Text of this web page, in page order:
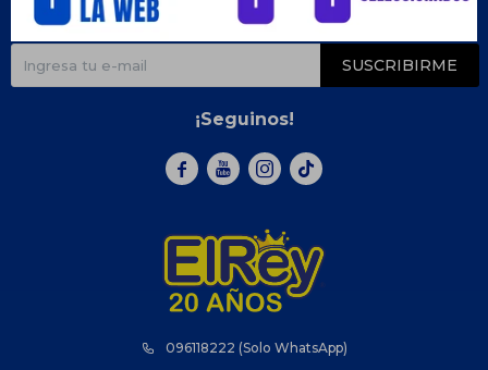
096118222 (Solo WhatsApp)
¡Suscribite y recibí todas nuestras novedades!
SUSCRIBIRME
¡Seguinos!
  